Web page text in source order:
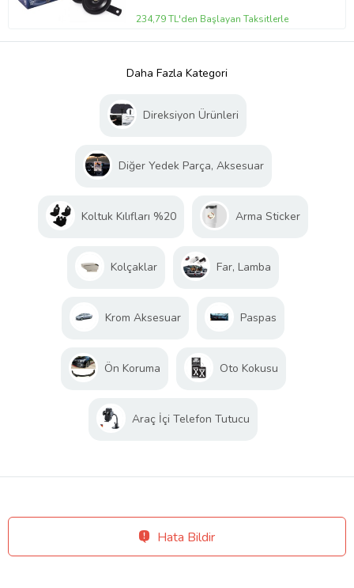
234,79 TL'den Başlayan Taksitlerle
Daha Fazla Kategori
Direksiyon Ürünleri
Diğer Yedek Parça, Aksesuar
Koltuk Kılıfları %20 Arma Sticker
Kolçaklar Far, Lamba
Krom Aksesuar Paspas
Ön Koruma Oto Kokusu
Araç İçi Telefon Tutucu
Hata Bildir